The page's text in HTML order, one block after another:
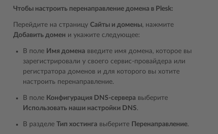
Чтобы настроить перенаправление домена в Plesk:
Перейдите на страницу Сайты и домены, нажмите
Добавить домен и укажите следующее:
В поле Имя домена введите имя домена, которое вы
зарегистрировали у своего сервис-провайдера или
регистратора доменов и для которого вы хотите
настроить перенаправление.
В поле Конфигурация DNS-сервера выберите
Использовать наши настройки DNS.
В разделе Тип хостинга выберите Перенаправление.